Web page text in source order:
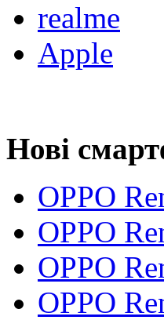
realme
Apple
Нові
OPPO
OPPO
OPPO
OPPO